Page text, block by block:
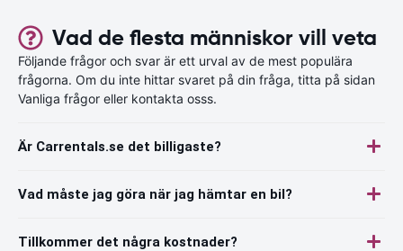
Vad de flesta människor vill veta
Följande frågor och svar är ett urval av de mest populära
frågorna. Om du inte hittar svaret på din fråga, titta på sidan
Vanliga frågor eller kontakta osss.
Är Carrentals.se det billigaste?
Vad måste jag göra när jag hämtar en bil?
Tillkommer det några kostnader?